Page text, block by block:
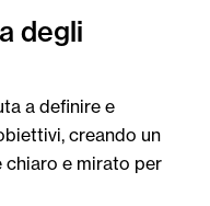
degli
a definire e
creando un
chiaro e mirato per